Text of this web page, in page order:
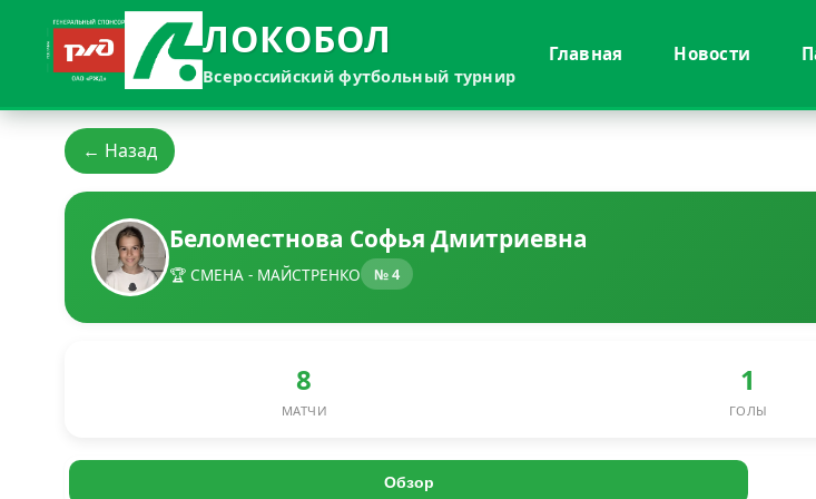
ЛОКОБОЛ
Всероссийский футбольный турнир
Главная Новости
← Назад
Беломестнова Софья Дмитриевна
🏆 СМЕНА - МАЙСТРЕНКО № 4
8
МАТЧИ
1
ГОЛЫ
Обзор